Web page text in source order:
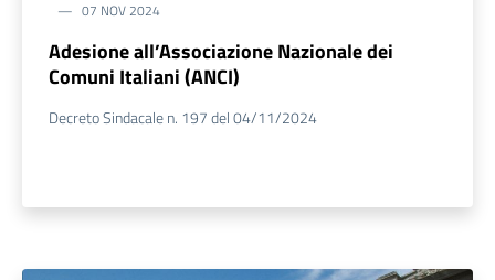
07 NOV 2024
Adesione all’Associazione Nazionale dei
Comuni Italiani (ANCI)
Decreto Sindacale n. 197 del 04/11/2024